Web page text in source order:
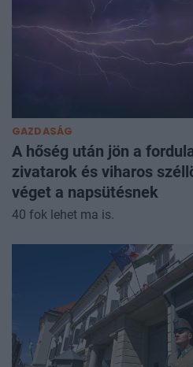
GAZDASÁG
A hőség után jön a
zivatarok és viharos
véget a napsütésnek
40 fok lehet ma is.